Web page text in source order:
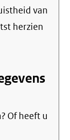
van
herzien
Of heeft u